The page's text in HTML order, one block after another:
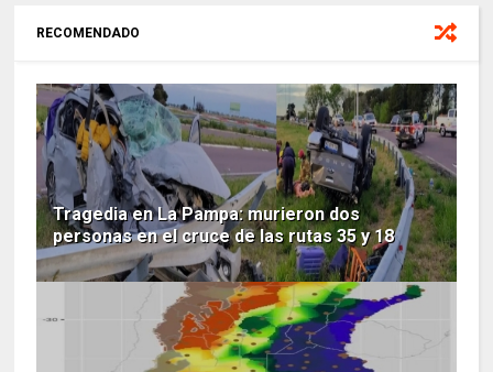
RECOMENDADO
Tragedia en La Pampa: murieron dos
personas en el cruce de las rutas 35 y 18